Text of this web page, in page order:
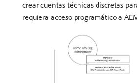
crear cuentas técnicas discretas
requiera acceso programático a